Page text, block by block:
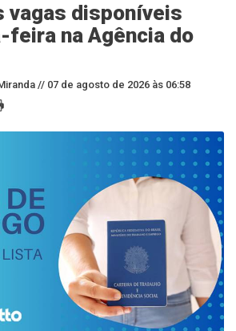
vagas disponíveis
feira na Agência do
// 07 de agosto de 2026 às 06:58